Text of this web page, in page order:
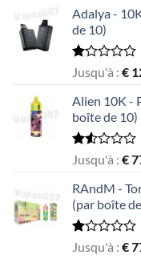
out
of
5
Adalya -
de 10)
Rated
out
of
5
Jusqu'à : €
Alien 10K -
boîte de 10)
Rated
out
of
5
Jusqu'à : €
RAndM -
(par boîte
Rated
Jusqu'à : €